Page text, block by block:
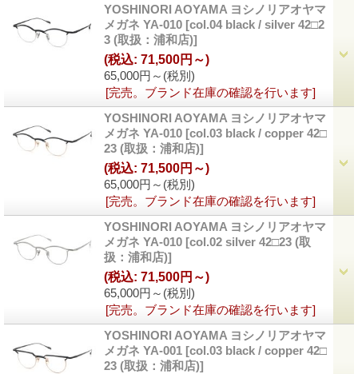
YOSHINORI AOYAMA ヨシノリアオヤマ
メガネ YA-010 [col.04 black / silver 42□2
3 (取扱：浦和店)]
65,000円～ (税別)
(税込: 71,500円～)
[完売。ブランド在庫の確認を行います]
YOSHINORI AOYAMA ヨシノリアオヤマ
メガネ YA-010 [col.03 black / copper 42□
23 (取扱：浦和店)]
65,000円～ (税別)
(税込: 71,500円～)
[完売。ブランド在庫の確認を行います]
YOSHINORI AOYAMA ヨシノリアオヤマ
メガネ YA-010 [col.02 silver 42□23 (取
扱：浦和店)]
65,000円～ (税別)
(税込: 71,500円～)
[完売。ブランド在庫の確認を行います]
YOSHINORI AOYAMA ヨシノリアオヤマ
メガネ YA-001 [col.03 black / copper 42□
23 (取扱：浦和店)]